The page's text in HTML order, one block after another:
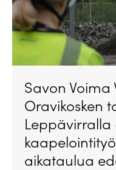
Savon
Oravikosken
Leppävirralla
aikataulua